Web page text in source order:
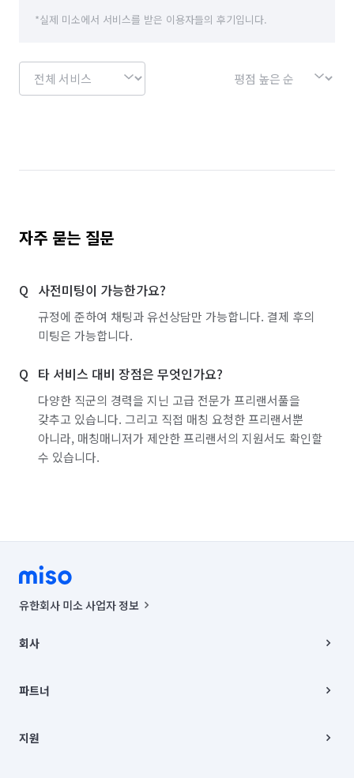
*실제 미소에서 서비스를 받은 이용자들의 후기입니다.
자주 묻는 질문
사전미팅이 가능한가요?
규정에 준하여 채팅과 유선상담만 가능합니다. 결제 후의
미팅은 가능합니다.
타 서비스 대비 장점은 무엇인가요?
다양한 직군의 경력을 지닌 고급 전문가 프리랜서풀을
갖추고 있습니다. 그리고 직접 매칭 요청한 프리랜서뿐
아니라, 매칭매니저가 제안한 프리랜서의 지원서도 확인할
수 있습니다.
유한회사 미소 사업자 정보
00019 |
주소 | 본사: 서울특별시 종로구 율곡로 6(중학동, 트윈트리빌딩) B동 5층
컨택센터 : 서울특별시 종로구 수송동 율곡로 24, 7층, 8층 미소
상품, 상품정보, 거래에 관한 의무와 책임은 거래당사자에게 있습니다.
언론 보도 관련 문의:
회사
채용
파트너
이사
지원